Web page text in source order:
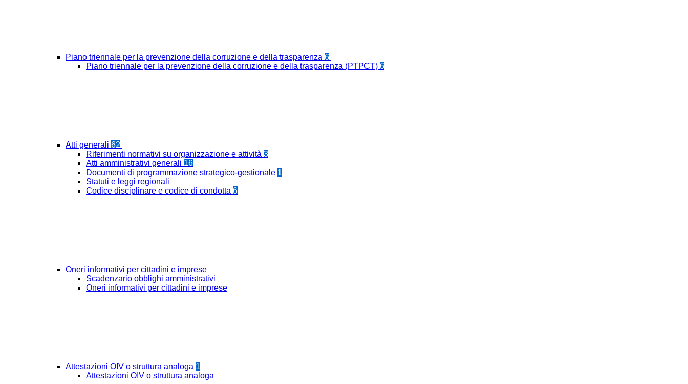
Piano triennale per la prevenzione della corruzione e della trasparenza 6
Piano triennale per la prevenzione della corruzione e della trasparenza (PTPCT) 6
Atti generali 62
Riferimenti normativi su organizzazione e attività 3
Atti amministrativi generali 16
Documenti di programmazione strategico-gestionale 1
Statuti e leggi regionali
Codice disciplinare e codice di condotta 6
Oneri informativi per cittadini e imprese
Scadenzario obblighi amministrativi
Oneri informativi per cittadini e imprese
Attestazioni OIV o struttura analoga 1
Attestazioni OIV o struttura analoga